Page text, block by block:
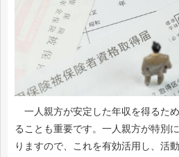
一人親方が安定した年収を得るた
ることも重要です。一人親方が特別
りますので、これを有効活用し、活